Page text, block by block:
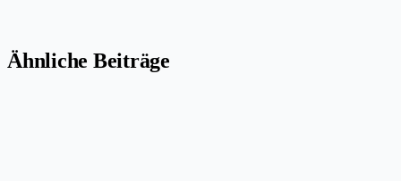
Ähnliche Beiträge